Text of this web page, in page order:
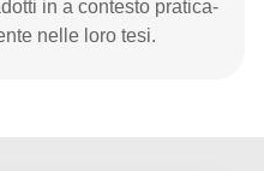
in a contesto pratica-
nelle loro tesi.